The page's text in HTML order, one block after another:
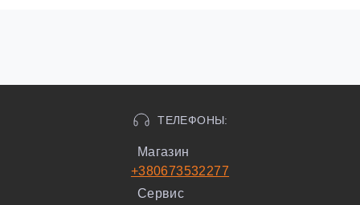
ТЕЛЕФОНЫ:
Магазин
+380673532277
Сервис